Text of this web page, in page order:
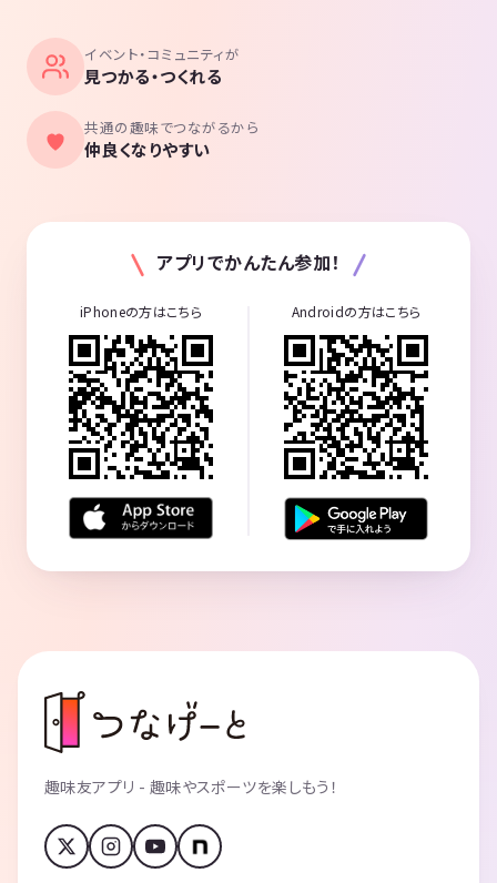
イベント・コミュニティが
見つかる・つくれる
共通の趣味でつながるから
仲良くなりやすい
アプリでかんたん参加！
iPhoneの方はこちら Androidの方はこちら
趣味友アプリ - 趣味やスポーツを楽しもう！